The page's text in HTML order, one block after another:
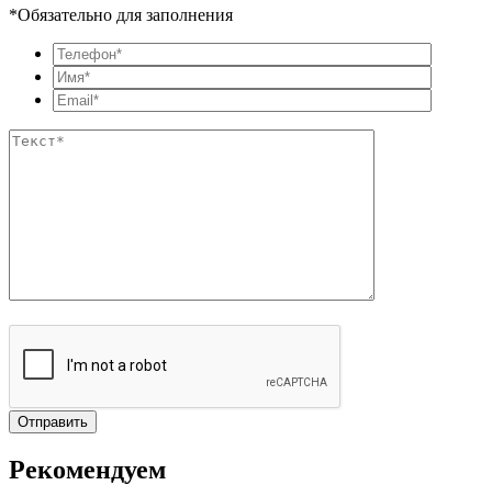
*Обязательно для заполнения
Рекомендуем